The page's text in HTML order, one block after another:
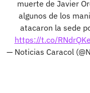
muerte de Javier
algunos de los
atacaron la sede
https://t.co/
— Noticias Caracol